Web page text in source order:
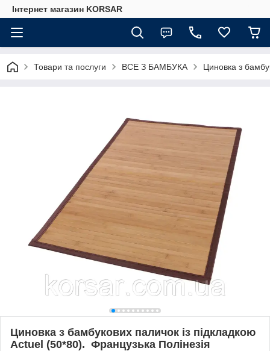
Iнтернет магазин KORSAR
Товари та послуги ВСЕ З БАМБУКА Циновка з
Циновка з бамбукових паличок із підкладкою
Actuel (50*80). Французька Полінезія